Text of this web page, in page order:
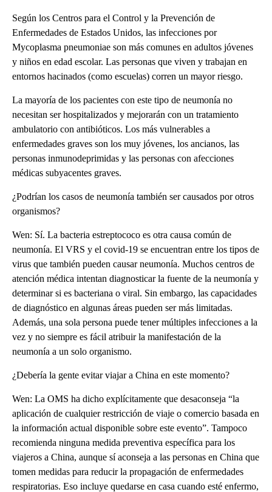
Según los Centros para el Control y la Prevención de
Enfermedades de Estados Unidos, las infecciones por
Mycoplasma pneumoniae son más comunes en adultos jóvenes
y niños en edad escolar. Las personas que viven y trabajan en
entornos hacinados (como escuelas) corren un mayor riesgo.
La mayoría de los pacientes con este tipo de neumonía no
necesitan ser hospitalizados y mejorarán con un tratamiento
ambulatorio con antibióticos. Los más vulnerables a
enfermedades graves son los muy jóvenes, los ancianos, las
personas inmunodeprimidas y las personas con afecciones
médicas subyacentes graves.
¿Podrían los casos de neumonía también ser causados por otros
organismos?
Wen: Sí. La bacteria estreptococo es otra causa común de
neumonía. El VRS y el covid-19 se encuentran entre los tipos de
virus que también pueden causar neumonía. Muchos centros de
atención médica intentan diagnosticar la fuente de la neumonía y
determinar si es bacteriana o viral. Sin embargo, las capacidades
de diagnóstico en algunas áreas pueden ser más limitadas.
Además, una sola persona puede tener múltiples infecciones a la
vez y no siempre es fácil atribuir la manifestación de la
neumonía a un solo organismo.
¿Debería la gente evitar viajar a China en este momento?
Wen: La OMS ha dicho explícitamente que desaconseja “la
aplicación de cualquier restricción de viaje o comercio basada en
la información actual disponible sobre este evento”. Tampoco
recomienda ninguna medida preventiva específica para los
viajeros a China, aunque sí aconseja a las personas en China que
tomen medidas para reducir la propagación de enfermedades
respiratorias. Eso incluye quedarse en casa cuando esté enfermo,